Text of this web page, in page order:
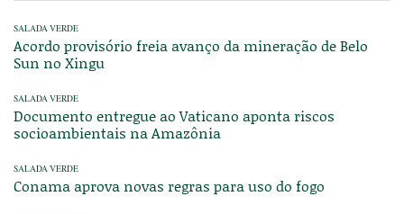
SALADA VERDE
Acordo provisório freia avanço da mineração de Belo
Sun no Xingu
SALADA VERDE
Documento entregue ao Vaticano aponta riscos
socioambientais na Amazônia
SALADA VERDE
Conama aprova novas regras para uso do fogo